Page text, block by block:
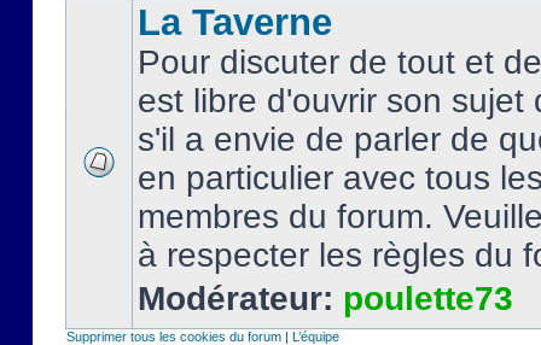
La Taverne
Pour discuter de tout et
est libre d'ouvrir son sujet
s'il a envie de parler de
en particulier avec tous
membres du forum.
à respecter les règles du
Modérateur: poulette73
Supprimer tous les cookies du forum | L’équipe